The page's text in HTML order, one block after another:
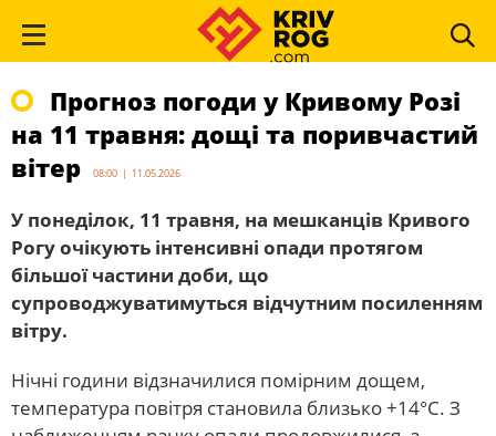
Прогноз погоди у Кривому Розі
на 11 травня: дощі та поривчастий
вітер
08:00 | 11.05.2026
У понеділок, 11 травня, на мешканців Кривого
Рогу очікують інтенсивні опади протягом
більшої частини доби, що
супроводжуватимуться відчутним посиленням
вітру.
Нічні години відзначилися помірним дощем,
температура повітря становила близько +14°С. З